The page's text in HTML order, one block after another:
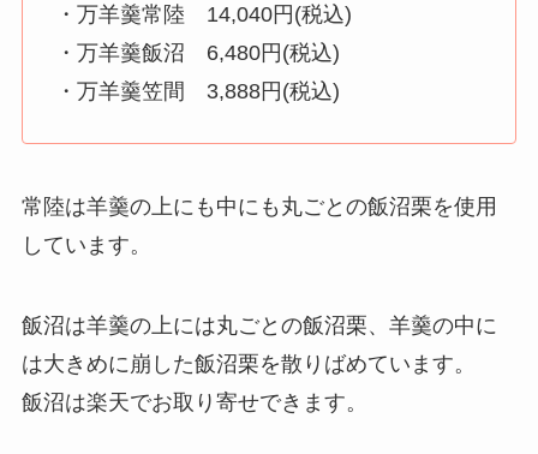
・万羊羹常陸 14,040円(税込)
・万羊羹飯沼 6,480円(税込)
・万羊羹笠間 3,888円(税込)
常陸は羊羹の上にも中にも丸ごとの飯沼栗を使用
しています。
飯沼は羊羹の上には丸ごとの飯沼栗、羊羹の中に
は大きめに崩した飯沼栗を散りばめています。
飯沼は楽天でお取り寄せできます。